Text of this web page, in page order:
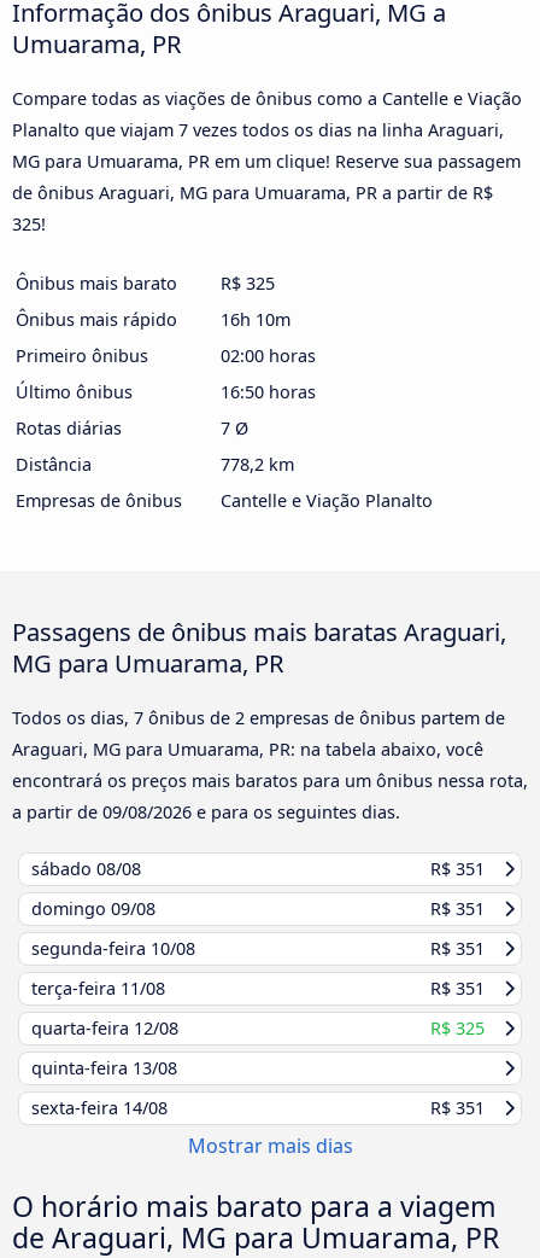
Informação dos ônibus Araguari, MG a
Umuarama, PR
Compare todas as viações de ônibus como a Cantelle e Viação
Planalto que viajam 7 vezes todos os dias na linha Araguari,
MG para Umuarama, PR em um clique! Reserve sua passagem
de ônibus Araguari, MG para Umuarama, PR a partir de R$
325!
Ônibus mais barato
R$ 325
Ônibus mais rápido
16h 10m
Primeiro ônibus
02:00 horas
Último ônibus
16:50 horas
Rotas diárias
7 Ø
Distância
778,2 km
Empresas de ônibus
Cantelle e Viação Planalto
Passagens de ônibus mais baratas Araguari,
MG para Umuarama, PR
Todos os dias, 7 ônibus de 2 empresas de ônibus partem de
Araguari, MG para Umuarama, PR: na tabela abaixo, você
encontrará os preços mais baratos para um ônibus nessa rota,
a partir de 09/08/2026 e para os seguintes dias.
sábado 08/08
R$ 351
domingo 09/08
R$ 351
segunda-feira 10/08
R$ 351
terça-feira 11/08
R$ 351
quarta-feira 12/08
R$ 325
quinta-feira 13/08
sexta-feira 14/08 R$ 351
Mostrar mais dias
O horário mais barato para a viagem
de Araguari, MG para Umuarama, PR